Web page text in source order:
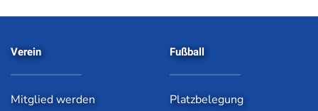
Verein
Mitglied werden
Fußball
Platzbelegung